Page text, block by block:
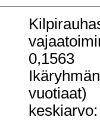
0,1563
vuotiaat)